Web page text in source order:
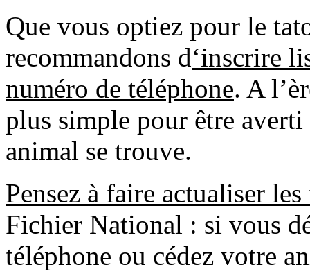
Que vous optiez pour le
recommandons d‘inscrire
numéro de téléphone. A
plus simple pour être
animal se trouve.
Pensez à faire actualiser
Fichier National : si vous
téléphone ou cédez votre